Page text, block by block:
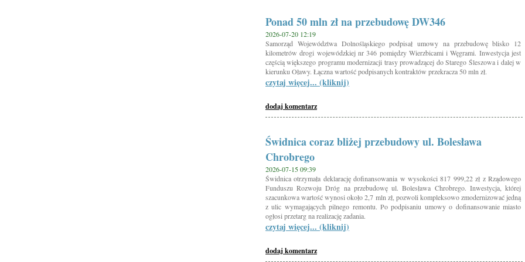
Ponad 50 mln zł na przebudowę DW346
2026-07-20 12:19
Samorząd Województwa Dolnośląskiego podpisał umowy na przebudowę blisko 12
kilometrów drogi wojewódzkiej nr 346 pomiędzy Wierzbicami i Węgrami. Inwestycja jest
częścią większego programu modernizacji trasy prowadzącej do Starego Śleszowa i dalej w
kierunku Oławy. Łączna wartość podpisanych kontraktów przekracza 50 mln zł.
czytaj więcej... (kliknij)
dodaj komentarz
Świdnica coraz bliżej przebudowy ul. Bolesława
Chrobrego
2026-07-15 09:39
Świdnica otrzymała deklarację dofinansowania w wysokości 817 999,22 zł z Rządowego
Funduszu Rozwoju Dróg na przebudowę ul. Bolesława Chrobrego. Inwestycja, której
szacunkowa wartość wynosi około 2,7 mln zł, pozwoli kompleksowo zmodernizować jedną
z ulic wymagających pilnego remontu. Po podpisaniu umowy o dofinansowanie miasto
ogłosi przetarg na realizację zadania.
czytaj więcej... (kliknij)
dodaj komentarz